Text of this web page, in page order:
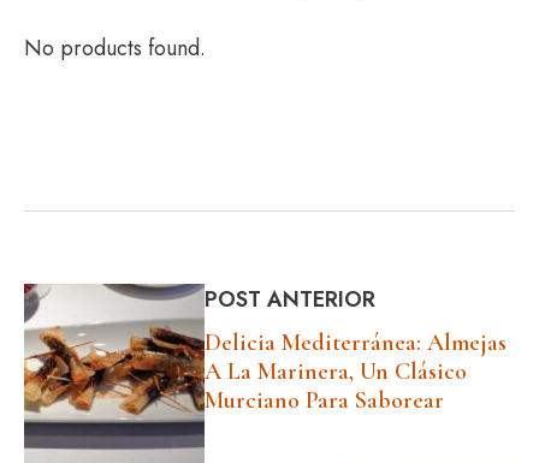
No products found.
POST ANTERIOR
Delicia Mediterránea: Almejas
A La Marinera, Un Clásico
Murciano Para Saborear